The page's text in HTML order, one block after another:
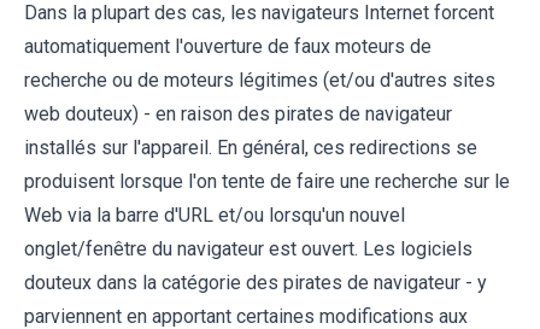
Dans la plupart des cas, les navigateurs Internet forcent
automatiquement l'ouverture de faux moteurs de
recherche ou de moteurs légitimes (et/ou d'autres sites
web douteux) - en raison des pirates de navigateur
installés sur l'appareil. En général, ces redirections se
produisent lorsque l'on tente de faire une recherche sur le
Web via la barre d'URL et/ou lorsqu'un nouvel
onglet/fenêtre du navigateur est ouvert. Les logiciels
douteux dans la catégorie des pirates de navigateur - y
parviennent en apportant certaines modifications aux